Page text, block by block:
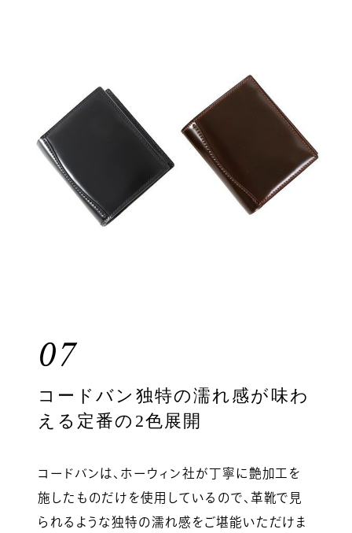
07
コードバン独特の濡れ感が味わ
える定番の2色展開
コードバンは、ホーウィン社が丁寧に艶加工を
施したものだけを使用しているので、革靴で見
られるような独特の濡れ感をご堪能いただけま